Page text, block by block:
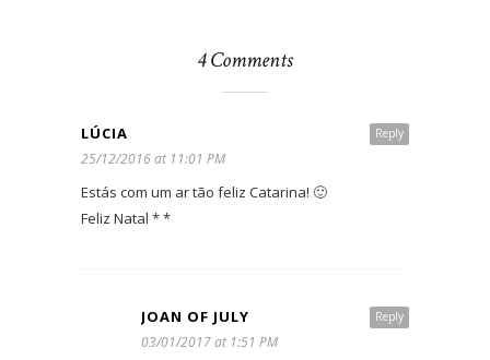
4 Comments
Reply
LÚCIA
25/12/2016 at 11:01 PM
Estás com um ar tão feliz Catarina! 🙂
Feliz Natal * *
Reply
JOAN OF JULY
03/01/2017 at 1:51 PM